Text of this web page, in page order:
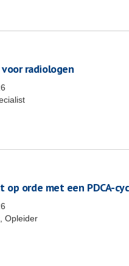
radiologen
op orde met een PDCA-
Opleider